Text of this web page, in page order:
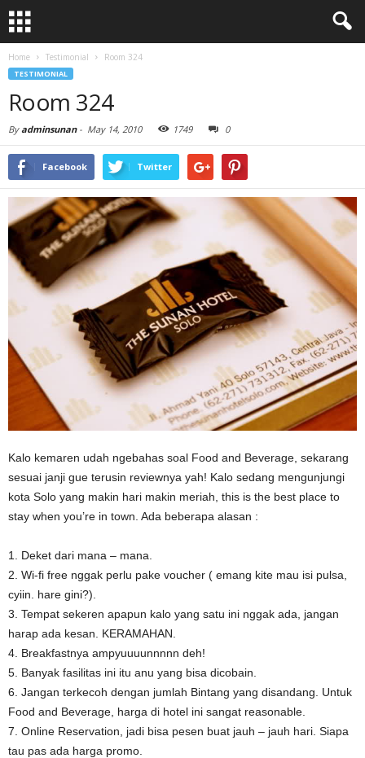
Home Testimonial Room 324
TESTIMONIAL
Room 324
Byadminsunan- May 14, 2010 1749 0
Facebook Twitter
Kalo kemaren udah ngebahas soal Food and Beverage, sekarang
sesuai janji gue terusin reviewnya yah! Kalo sedang mengunjungi
kota Solo yang makin hari makin meriah, this is the best place to
stay when you’re in town. Ada beberapa alasan :
1. Deket dari mana – mana.
2. Wi-fi free nggak perlu pake voucher ( emang kite mau isi pulsa,
cyiin. hare gini?).
3. Tempat sekeren apapun kalo yang satu ini nggak ada, jangan
harap ada kesan. KERAMAHAN.
4. Breakfastnya ampyuuuunnnnn deh!
5. Banyak fasilitas ini itu anu yang bisa dicobain.
6. Jangan terkecoh dengan jumlah Bintang yang disandang. Untuk
Food and Beverage, harga di hotel ini sangat reasonable.
7. Online Reservation, jadi bisa pesen buat jauh – jauh hari. Siapa
tau pas ada harga promo.